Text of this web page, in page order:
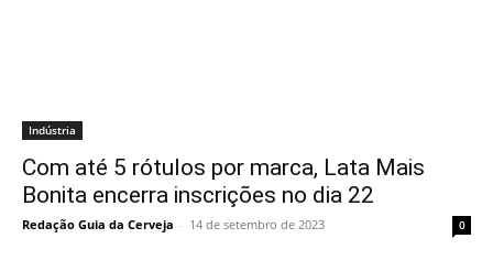
Indústria
Com até 5 rótulos por marca, Lata Mais
Bonita encerra inscrições no dia 22
Redação Guia da Cerveja - 14 de setembro de 2023 0